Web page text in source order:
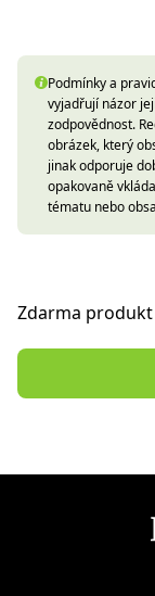
Podmínky a
vyjadřují názor
zodpovědnost.
obrázek, který
jinak odporuje
opakovaně
tématu nebo
Zdarma